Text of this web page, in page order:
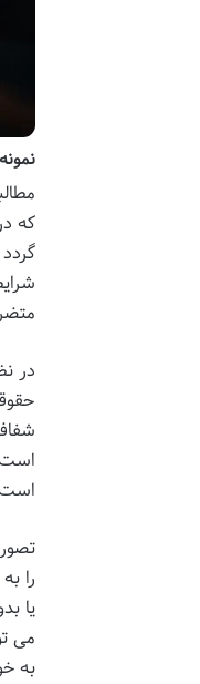
که
در
است
را
یا
می
به